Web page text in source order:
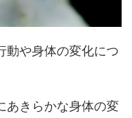
動や身体の変化につ
あきらかな身体の変